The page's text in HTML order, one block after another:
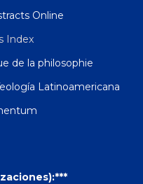
Online
Index
de la philosophie
Latinoamericana